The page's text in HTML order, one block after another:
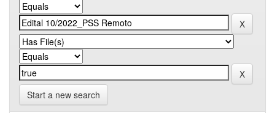
Start a new search